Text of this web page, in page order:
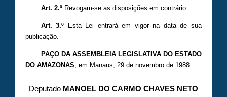
Art. 2.º­Revogam-­se as disposições em contrário.
Art. 3.º Esta Lei entrará em vigor na data de sua
publicação.
PAÇO DA ASSEMBLEIA LEGISLATIVA DO ESTADO
DO AMAZONAS , em Manaus, 29 de novembro de 1988.
Deputado MANOEL DO CARMO CHAVES NETO